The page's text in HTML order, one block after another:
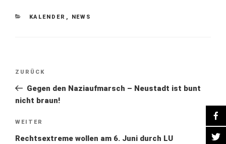
KATEGORIEN
KALENDER , NEWS
Beitragsnavigation
Vorheriger
Beitrag
ZURÜCK
Gegen den Naziaufmarsch – Neustadt ist bunt
nicht braun!
Nächster
Beitrag
WEITER
Rechtsextreme wollen am 6. Juni durch LU